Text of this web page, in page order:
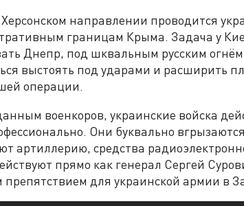
направлении проводится
границам Крыма. Задача у
Днепр, под шквальным русским
выстоять под ударами и расширить
операции.
военкоров, украинские войска
Они буквально
артиллерию, средства
прямо как генерал Сергей
препятствием для украинской армии в